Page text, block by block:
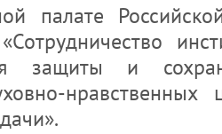
палате
защиты и
нравственных